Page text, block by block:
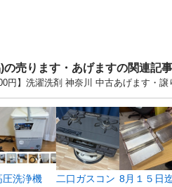
の売ります・あげますの関連記
円】洗濯洗剤 神奈川 中古あげます・
圧洗浄機
二口ガスコン 8月１５日迄